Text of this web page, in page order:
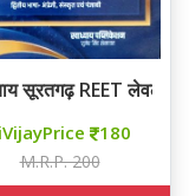
सूरतगढ़ REET लेवल 2
180
M.R.P. 200